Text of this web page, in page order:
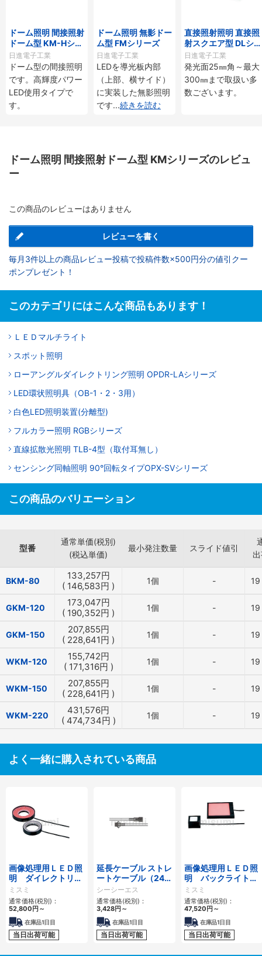
ドーム照明 間接照射
ドーム型 KM-Hシリ
ーズ
日進電子工業
ドーム型の間接照明
です。高輝度パワー
LED使用タイプで
す。
ドーム照明 無影ドー
ム型 FMシリーズ
日進電子工業
LEDを導光板内部
（上部、横サイド）
に実装した無影照明
です...続きを読む
直接照射照明 直接照
射スクエア型 DLシ
リーズ
日進電子工業
発光面25㎜角～最大
300㎜まで取扱い多
数ございます。
ドーム照明 間接照射ドーム型 KMシリーズのレビュ
ー
この商品のレビューはありません
レビューを書く
毎月3件以上の商品レビュー投稿で投稿件数×500円分の値引クー
ポンプレゼント！
このカテゴリにはこんな商品もあります！
ＬＥＤマルチライト
スポット照明
ローアングルダイレクトリング照明 OPDR-LAシリーズ
LED環状照明具（OB-1・2・3用）
白色LED照明装置(分離型)
フルカラー照明 RGBシリーズ
直線拡散光照明 TLB-4型（取付耳無し）
センシング同軸照明 90°回転タイプOPX-SVシリーズ
この商品のバリエーション
型番
通常単価(税別)
(税込単価)
最小発注数量 スライド値引
BKM-80 133,257円
( 146,583円 ) 1個 - 19
GKM-120 173,047円
( 190,352円 ) 1個 - 19
GKM-150 207,855円
( 228,641円 ) 1個 - 19
WKM-120 155,742円
( 171,316円 ) 1個 - 19
WKM-150 207,855円
( 228,641円 ) 1個 - 19
WKM-220 431,576円
( 474,734円 ) 1個 - 19
よく一緒に購入されている商品
画像処理用ＬＥＤ照
明 ダイレクトリン
グタイプ
ミスミ
通常価格(税別)：
52,800円～
在庫品1日目
当日出荷可能
延長ケーブル ストレ
ートケーブル（24V
用／HLV用） FCBシ
リーズ
シーシーエス
通常価格(税別)：
3,428円～
在庫品1日目
当日出荷可能
画像処理用ＬＥＤ照
明 バックライトタ
イプ
ミスミ
通常価格(税別)：
47,520円～
在庫品1日目
当日出荷可能